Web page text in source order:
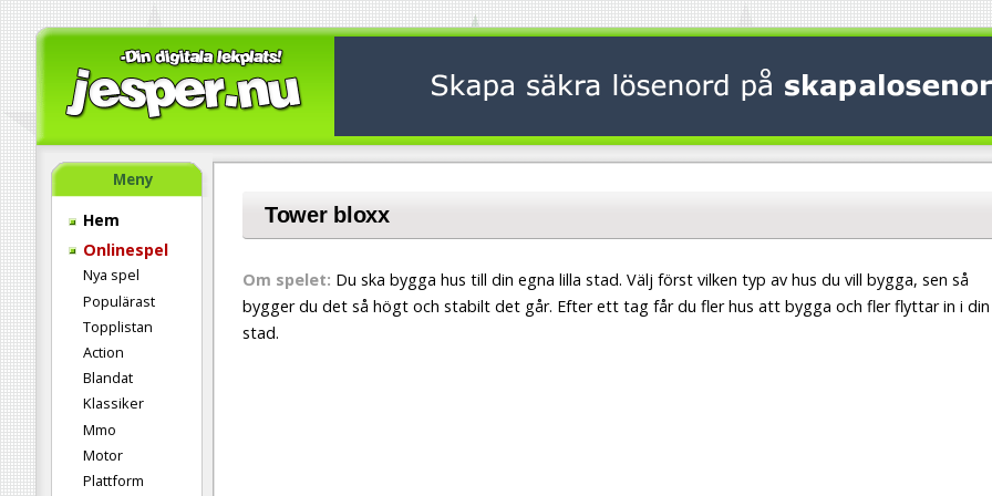
Meny
Hem
Onlinespel
Nya spel
Populärast
Topplistan
Action
Blandat
Klassiker
Mmo
Motor
Plattform
Tower bloxx
Om spelet: Du ska bygga hus till din egna lilla stad. Välj först vilken typ av hus du vill bygga, sen så
bygger du det så högt och stabilt det går. Efter ett tag får du fler hus att bygga och fler flyttar in i din
stad.